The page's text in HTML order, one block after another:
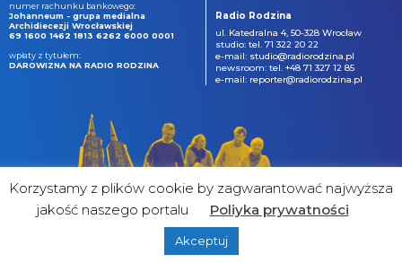
numer rachunku bankowego:
Johanneum - grupa medialna
Archidiecezji Wrocławskiej
69 1600 1462 1813 6262 6000 0001
wpłaty z tytułem:
DAROWIZNA NA RADIO RODZINA
Radio Rodzina
ul. Katedralna 4, 50-328 Wrocław
studio: tel. 71 322 20 22
e-mail: studio@radiorodzina.pl
newsroom: tel. +48 71 327 12 85
e-mail: reporter@radiorodzina.pl
&
Korzystamy z plików cookie by zagwarantować najwyższa
jakość naszego portalu
Poliyka prywatności
Akceptuj